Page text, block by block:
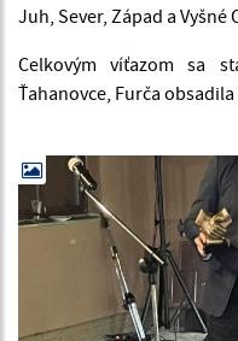
Juh, Sever, Západ a Vyšné
Celkovým víťazom sa
Ťahanovce, Furča